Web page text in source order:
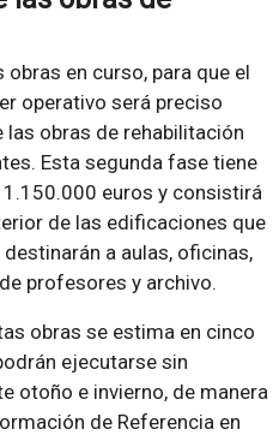
en curso, para que el
operativo será preciso
obras de rehabilitación
Esta segunda fase tiene
euros y consistirá
de las edificaciones que
a aulas, oficinas,
profesores y archivo.
obras se estima en cinco
ejecutarse sin
otoño e invierno, de manera
de Referencia en